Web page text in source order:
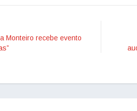
Monteiro recebe evento